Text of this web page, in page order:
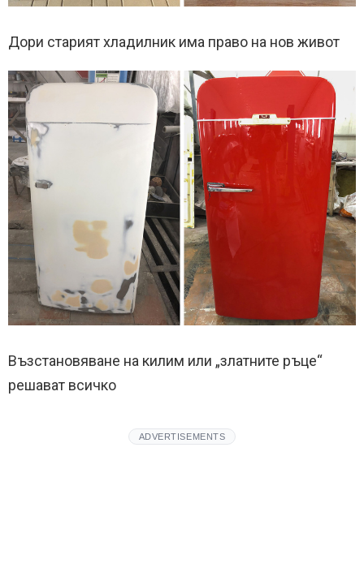
Дори старият хладилник има право на нов живот
Възстановяване на килим или „златните ръце“
решават всичко
ADVERTISEMENTS